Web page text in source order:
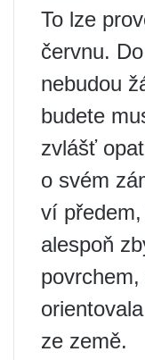
To lze
červnu.
nebudou
budete
zvlášť
o svém
ví
alespoň
ze země.